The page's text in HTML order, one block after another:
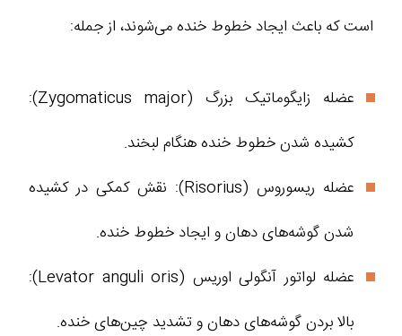
است که باعث ایجاد خطوط خنده می‌شوند، از جمله:
عضله زایگوماتیک بزرگ (Zygomaticus major):
کشیده شدن خطوط خنده هنگام لبخند.
عضله ریسوروس (Risorius): نقش کمکی در کشیده
شدن گوشه‌های دهان و ایجاد خطوط خنده.
عضله لواتور آنگولی اوریس (Levator anguli oris):
بالا بردن گوشه‌های دهان و تشدید چین‌های خنده.